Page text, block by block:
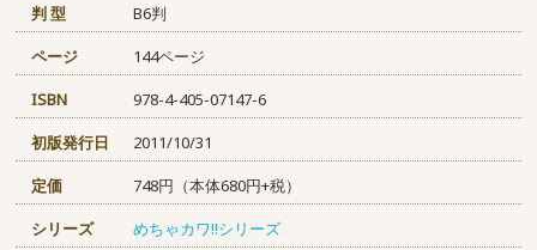
判 型
B6判
ページ
144ページ
ISBN
978-4-405-07147-6
初版発行日
2011/10/31
定価
748円（本体680円+税）
シリーズ
めちゃカワ!!シリーズ